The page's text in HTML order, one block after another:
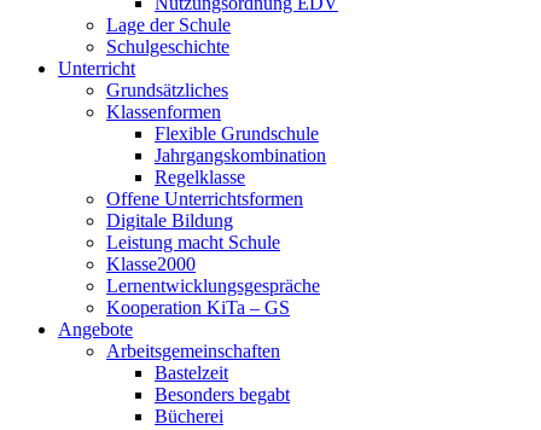
Lage der Schule
Schulgeschichte
Unterricht
Grundsätzliches
Klassenformen
Flexible Grundschule
Jahrgangskombination
Regelklasse
Offene Unterrichtsformen
Digitale Bildung
Leistung macht Schule
Klasse2000
Lernentwicklungsgespräche
Kooperation KiTa – GS
Angebote
Arbeitsgemeinschaften
Bastelzeit
Besonders begabt
Bücherei